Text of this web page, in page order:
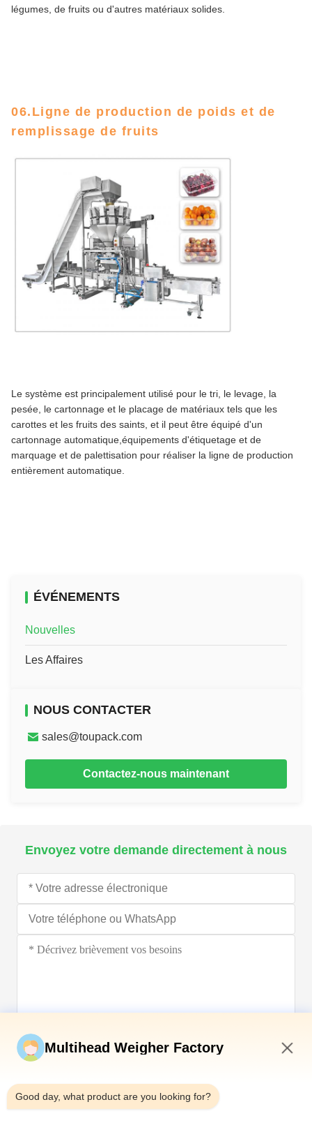
légumes, de fruits ou d'autres matériaux solides.
06.Ligne de production de poids et de
remplissage de fruits
Le système est principalement utilisé pour le tri, le levage, la
pesée, le cartonnage et le placage de matériaux tels que les
carottes et les fruits des saints, et il peut être équipé d'un
cartonnage automatique,équipements d'étiquetage et de
marquage et de palettisation pour réaliser la ligne de production
entièrement automatique.
ÉVÉNEMENTS
Nouvelles
Les Affaires
NOUS CONTACTER
sales@toupack.com
Contactez-nous maintenant
Envoyez votre demande directement à nous
Multihead Weigher Factory
Good day, what product are you looking for?